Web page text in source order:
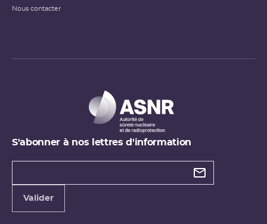
Nous contacter
S'abonner à nos lettres d'information
Types de
Valider